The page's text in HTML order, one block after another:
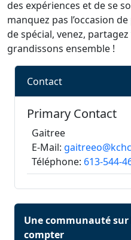
des expériences et de se
manquez pas l’occasion
de spécial, venez,
grandissons ensemble !
Contact
Primary Contact
Gaitree
E-Mail:
Téléphone: 613-544-
Une communauté
compter